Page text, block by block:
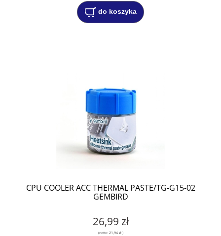
do koszyka
CPU COOLER ACC THERMAL PASTE/TG-G15-02
GEMBIRD
26,99 zł
(netto: 21,94 zł)